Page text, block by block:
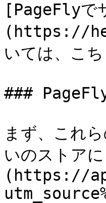
[PageFlyで
(https://
いては、こ
###
まず、これ
いのストア
(https://